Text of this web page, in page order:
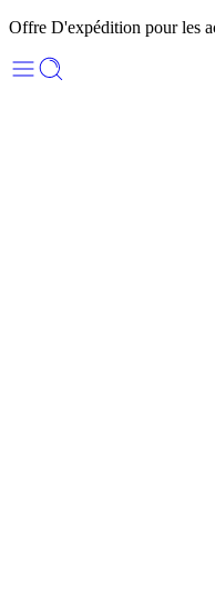
Offre D'expédition pour les